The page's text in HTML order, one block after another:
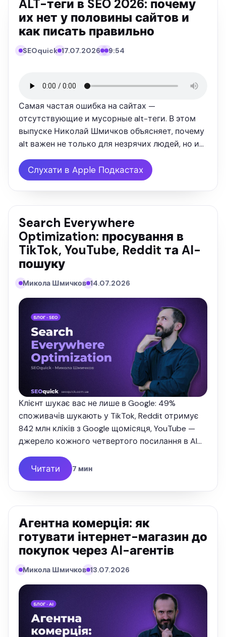
ALT-теги в SEO 2026: почему
их нет у половины сайтов и
как писать правильно
SEOquick 17.07.2026 9:54
ПОДКАСТ
Самая частая ошибка на сайтах —
отсутствующие и мусорные alt-теги. В этом
выпуске Николай Шмичков объясняет, почему
alt важен не только для незрячих людей, но и
— это «вторые слепые», они читают картинку
по alt и имени файла, а не …
Слухати в Apple Подкастах
Search Everywhere
Optimization: просування в
TikTok, YouTube, Reddit та AI-
пошуку
Микола Шмичков 14.07.2026
Клієнт шукає вас не лише в Google: 49%
споживачів шукають у TikTok, Reddit отримує
842 млн кліків з Google щомісяця, YouTube —
джерело кожного четвертого посилання в AI
Overviews. Розбираю, як власнику бізнесу
обрати 2–3 майданчики й не …
Читати 7 мин
Агентна комерція: як
готувати інтернет-магазин до
покупок через AI-агентів
Микола Шмичков 13.07.2026